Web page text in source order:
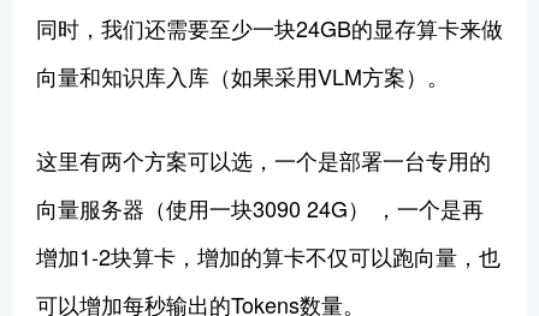
同时，我们还需要至少一块24GB的显存算卡来做
向量和知识库入库（如果采用VLM方案）。
这里有两个方案可以选，一个是部署一台专用的
向量服务器（使用一块3090 24G） ，一个是再
增加1-2块算卡，增加的算卡不仅可以跑向量，也
可以增加每秒输出的Tokens数量。